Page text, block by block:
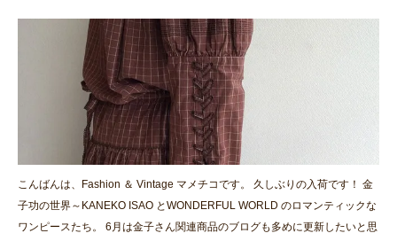
こんばんは、Fashion ＆ Vintage マメチコです。 久しぶりの入荷です！ 金
子功の世界～KANEKO ISAO とWONDERFUL WORLD のロマンティックな
ワンピースたち。 6月は金子さん関連商品のブログも多めに更新したいと思